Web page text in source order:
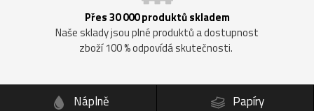
Přes 30 000 produktů skladem
Naše sklady jsou plné produktů a dostupnost
zboží 100 % odpovídá skutečnosti.
Náplně
Papíry